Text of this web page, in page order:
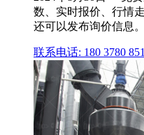
数、实时报价、行情
还可以发布询价信息。
联系电话: 180 3780